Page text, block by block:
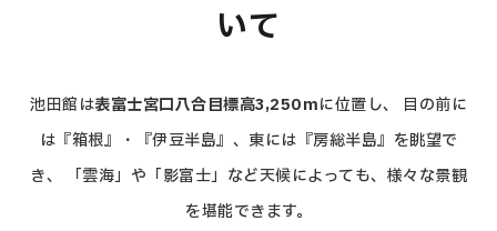
いて
池田館は表富士宮口八合目標高3,250mに位置し、
目の前に
は『箱根』・『伊豆半島』、東には『房総半島』を眺望で
き、
「雲海」や「影富士」など天候によっても、様々な景観
を堪能できます。